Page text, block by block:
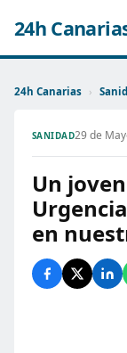
24h
24h Canarias ›
SANIDAD29 de
Un
en